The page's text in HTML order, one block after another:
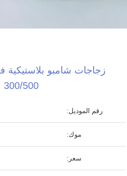
زجاجات شامبو
300/500 مل زجاجة PE
رقم الموديل:
موك:
سعر: